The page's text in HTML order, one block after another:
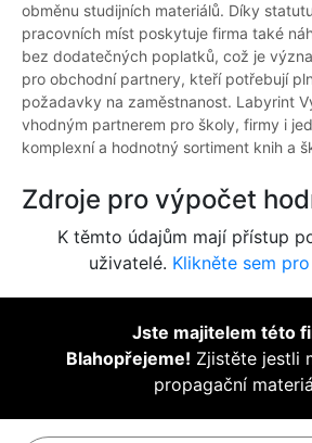
obměnu studijních materiálů. Díky
pracovních míst poskytuje firma také
bez dodatečných poplatků, což je
pro obchodní partnery, kteří potřebují
požadavky na zaměstnanost. Labyrint
vhodným partnerem pro školy, firmy i
komplexní a hodnotný sortiment knih a
Zdroje pro výpočet
K těmto údajům mají přístup
uživatelé. Klikněte sem
Jste majitelem této
Blahopřejeme! Zjistěte jestli
propagační